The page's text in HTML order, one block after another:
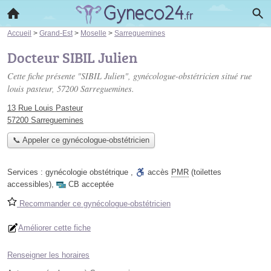
Accueil > Grand-Est > Moselle > Sarreguemines
Docteur SIBIL Julien
Cette fiche présente "SIBIL Julien", gynécologue-obstétricien situé rue
louis pasteur, 57200 Sarreguemines.
13 Rue Louis Pasteur
57200 Sarreguemines
📞 Appeler ce gynécologue-obstétricien
Services : gynécologie obstétrique , accès PMR (toilettes
accessibles), CB acceptée
Recommander ce gynécologue-obstétricien
Améliorer cette fiche
Renseigner les horaires